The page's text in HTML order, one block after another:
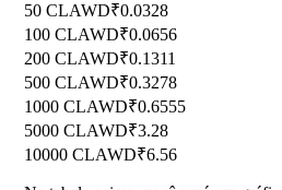
50 CLAWD₹0.0328
100 CLAWD₹0.0656
200 CLAWD₹0.1311
500 CLAWD₹0.3278
1000 CLAWD₹0.6555
5000 CLAWD₹3.28
10000 CLAWD₹6.56